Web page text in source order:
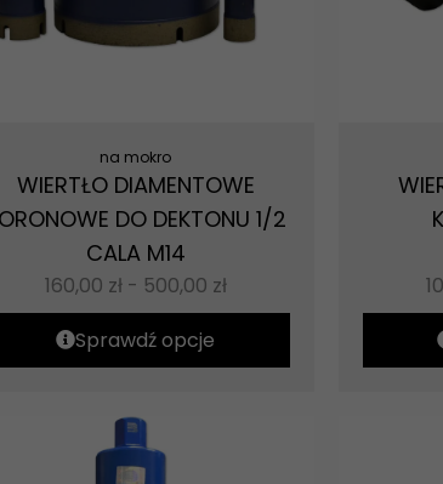
na mokro
WIERTŁO DIAMENTOWE
DO DEKTONU 1/2
CALA M14
160,00 zł - 500,00 zł
Sprawdź opcje